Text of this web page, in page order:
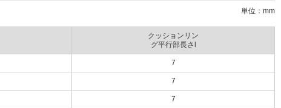
単位：mm
クッションリン
グ平行部長さl
7
7
7